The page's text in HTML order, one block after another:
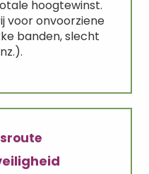
hoogtewinst.
voor onvoorziene
banden, slecht